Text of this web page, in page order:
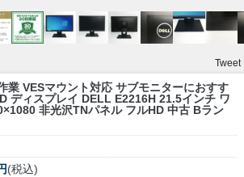
Tweet
業 VESマウント対応 サブモニターにおすす
ディスプレイ DELL E2216H 21.5インチ ワ
非光沢TNパネル フルHD 中古 Bラン
(税込)